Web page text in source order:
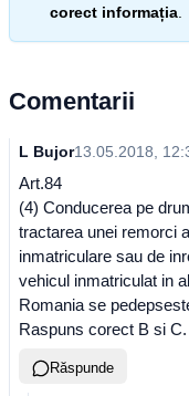
corect informația
Comentarii
L Bujor13.05.2018,
Art.84
(4) Conducerea pe
tractarea unei remorci
inmatriculare sau de
vehicul inmatriculat in
Romania se
Raspuns corect B si C.
Răspunde